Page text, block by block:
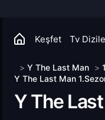
Keşfet Tv
> Y The Last Man >
Y The Last Man
Y The